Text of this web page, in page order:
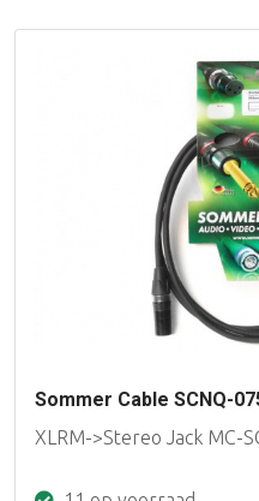
Sommer Cable SCNQ-
XLRM->Stereo Jack MC-